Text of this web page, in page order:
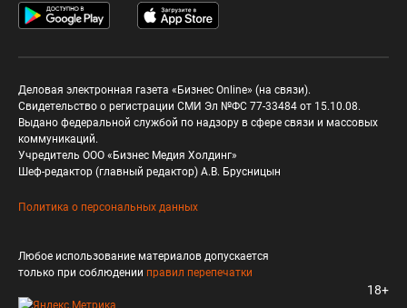
Деловая электронная газета «Бизнес Online» (на связи).
Свидетельство о регистрации СМИ Эл №ФС 77-33484 от 15.10.08.
Выдано федеральной службой по надзору в сфере связи и массовых
коммуникаций.
Учредитель ООО «Бизнес Медия Холдинг»
Шеф-редактор (главный редактор) А.В. Брусницын
Политика о персональных данных
Любое использование материалов допускается
только при соблюдении правил перепечатки
18+